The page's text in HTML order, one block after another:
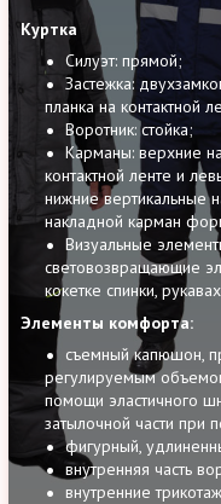
Куртка
Силуэт: прямой;
Застежка:
планка на контактной
Воротник: стойка;
Карманы: верхние
контактной ленте и
нижние вертикальные
накладной карман
Визуальные
световозвращающие
кокетке спинки,
Элементы комфорта:
съемный капюшон,
регулируемым
помощи эластичного
затылочной части при
фигурный,
внутренняя часть
внутренние